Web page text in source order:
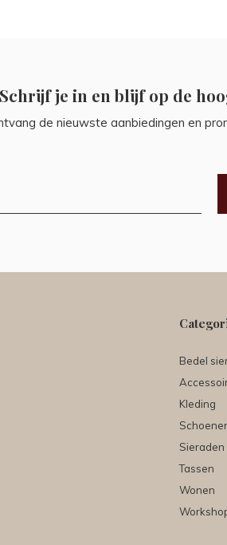
Schrijf je in en blijf op de
de nieuwste aanbiedingen en
Bedel
Kleding
Sieraden
Tassen
Wonen